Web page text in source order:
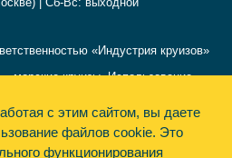
«Индустрия круизов»
морские круизы. Использование
круизов». Информация,
характер и не является
с этим сайтом, вы даете
файлов cookie. Это
функционирования